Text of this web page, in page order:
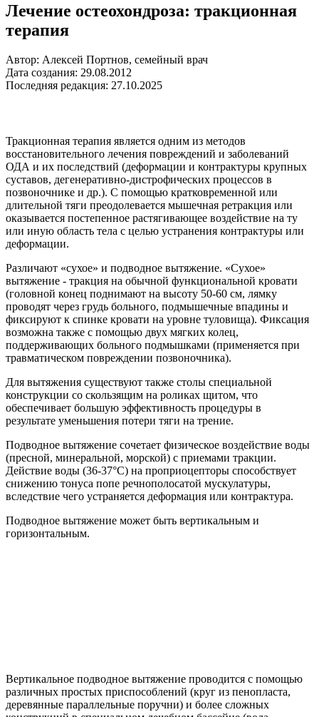
Лечение остеохондроза: тракционная
терапия
Автор: Алексей Портнов, семейный врач
Дата создания: 29.08.2012
Последняя редакция: 27.10.2025
Тракционная терапия является одним из методов
восстановительного лечения повреждений и заболеваний
ОДА и их последствий (деформации и контрактуры крупных
суставов, дегенеративно-дистрофических процессов в
позвоночнике и др.). С помощью кратковременной или
длительной тяги преодолевается мышечная ретракция или
оказывается постепенное растягивающее воздействие на ту
или иную область тела с целью устранения контрактуры или
деформации.
Различают «сухое» и подводное вытяжение. «Сухое»
вытяжение - тракция на обычной функциональной кровати
(головной конец поднимают на высоту 50-60 см, лямку
проводят через грудь больного, подмышечные впадины и
фиксируют к спинке кровати на уровне туловища). Фиксация
возможна также с помощью двух мягких колец,
поддерживающих больного подмышками (применяется при
травматическом повреждении позвоночника).
Для вытяжения существуют также столы специальной
конструкции со скользящим на роликах щитом, что
обеспечивает большую эффективность процедуры в
результате уменьшения потери тяги на трение.
Подводное вытяжение сочетает физическое воздействие воды
(пресной, минеральной, морской) с приемами тракции.
Действие воды (36-37°С) на проприоцепторы способствует
снижению тонуса попе речнополосатой мускулатуры,
вследствие чего устраняется деформация или контрактура.
Подводное вытяжение может быть вертикальным и
горизонтальным.
Вертикальное подводное вытяжение проводится с помощью
различных простых приспособлений (круг из пенопласта,
деревянные параллельные поручни) и более сложных